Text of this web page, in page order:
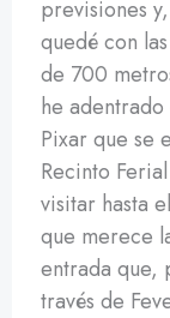
previsiones
quedé con
de 700
he
Pixar que se
Recinto
visitar hasta
que merece
entrada que,
través de